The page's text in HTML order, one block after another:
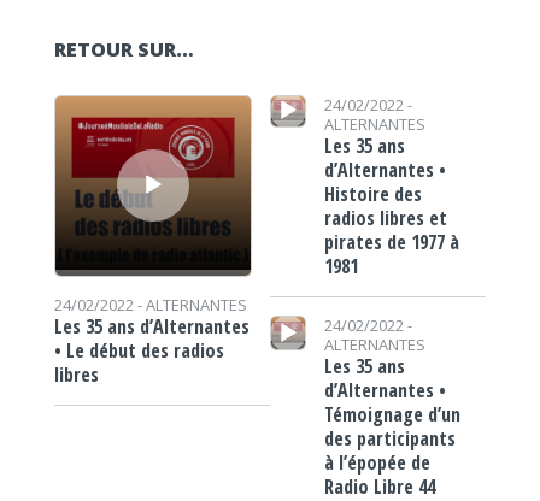
RETOUR SUR…
Lecteur audio
24/02/2022 -ALTERNANTES
Les 35 ans d’Alternantes
• Le début des radios
libres
Lecteur audio
24/02/2022 -
ALTERNANTES
Les 35 ans
d’Alternantes •
Histoire des
radios libres et
pirates de 1977 à
1981
Lecteur audio
24/02/2022 -
ALTERNANTES
Les 35 ans
d’Alternantes •
Témoignage d’un
des participants
à l’épopée de
Radio Libre 44